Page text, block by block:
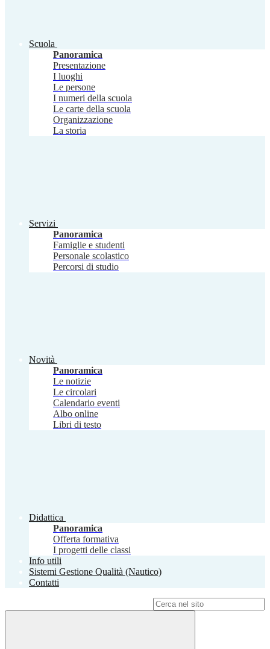
Scuola
Panoramica
Presentazione
I luoghi
Le persone
I numeri della scuola
Le carte della scuola
Organizzazione
La storia
Servizi
Panoramica
Famiglie e studenti
Personale scolastico
Percorsi di studio
Novità
Panoramica
Le notizie
Le circolari
Calendario eventi
Albo online
Libri di testo
Didattica
Panoramica
Offerta formativa
I progetti delle classi
Info utili
Sistemi Gestione Qualità (Nautico)
Contatti